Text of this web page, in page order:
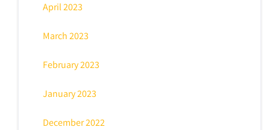
April 2023
March 2023
February 2023
January 2023
December 2022